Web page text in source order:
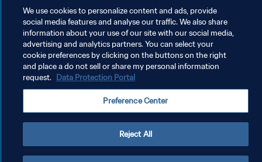
Tournois et événements récents
Coupe du Monde de la FIFA
2026™
Revivez le deuxième sacre de l’Espagne, 16 ans ap
rès le premier
We use cookies to personalize content and ads, provide
social media features and analyse our traffic. We also share
information about your use of our site with our social media,
advertising and analytics partners. You can select your
cookie preferences by clicking on the buttons on the right
and place a do not sell or share my personal information
request. Data Protection Portal
Preference Center
Reject All